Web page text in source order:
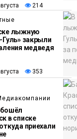
214
лыжную
Гуль» закрыли
медведя
353
в списке
приехали